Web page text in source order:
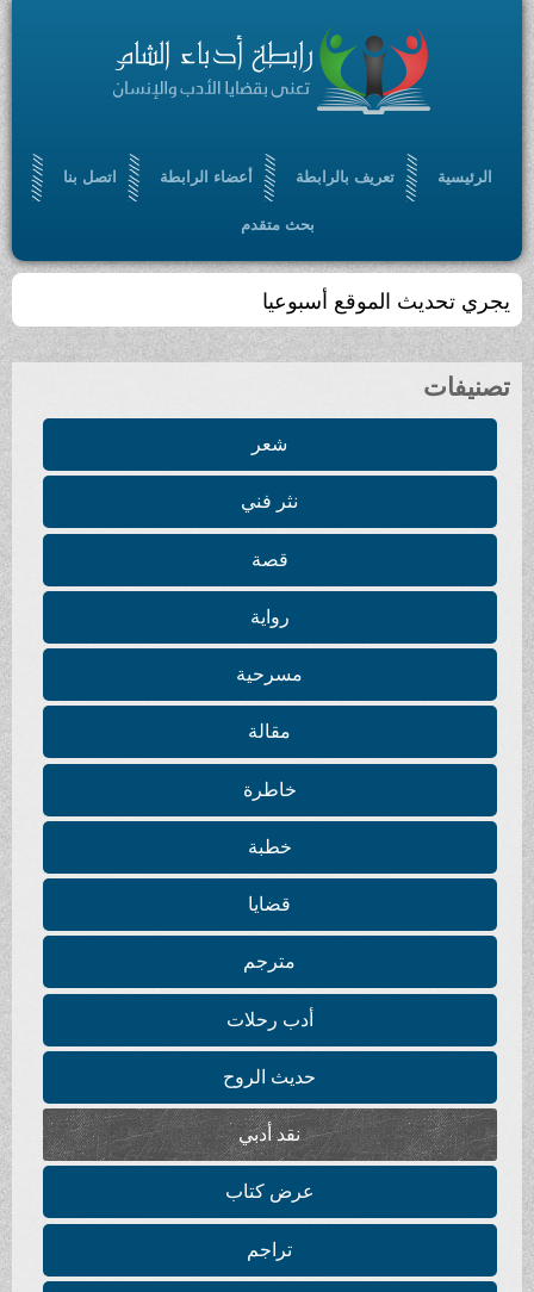
الرئيسية تعريف بالرابطة أعضاء الرابطة اتصل بنا
بحث متقدم
يجري تحديث الموقع أسبوعيا
تصنيفات
شعر
نثر فني
قصة
رواية
مسرحية
مقالة
خاطرة
خطبة
قضايا
مترجم
أدب رحلات
حديث الروح
نقد أدبي
عرض كتاب
تراجم